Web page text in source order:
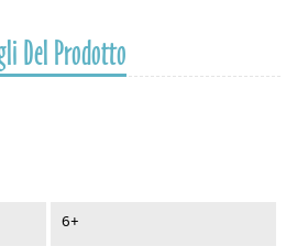
Del Prodotto
6+